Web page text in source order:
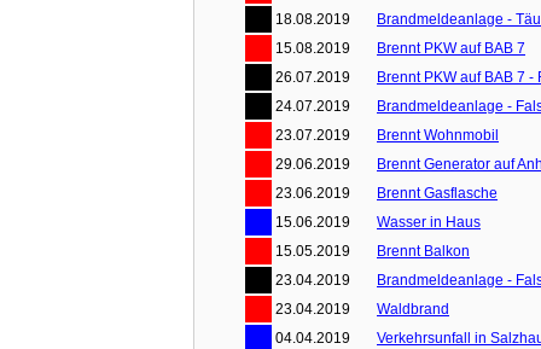
18.08.2019
Brandmeldeanlage -
15.08.2019
Brennt PKW auf BAB 7
26.07.2019
Brennt PKW auf BAB 7 -
24.07.2019
Brandmeldeanlage -
23.07.2019
Brennt Wohnmobil
29.06.2019
Brennt Generator auf
23.06.2019
Brennt Gasflasche
15.06.2019
Wasser in Haus
15.05.2019
Brennt Balkon
23.04.2019
Brandmeldeanlage -
23.04.2019
Waldbrand
04.04.2019
Verkehrsunfall in